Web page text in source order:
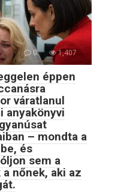
0 1,407
éppen
váratlanul
anyakönyvi
– mondta a
és
sem a
nőnek, aki az